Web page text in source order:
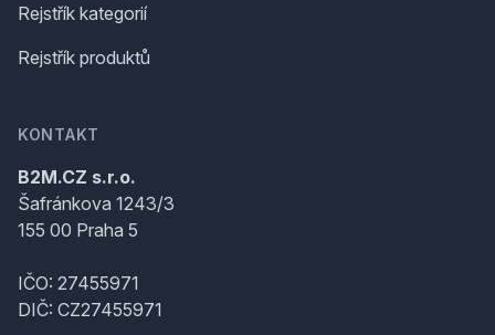
Rejstřík kategorií
Rejstřík produktů
KONTAKT
B2M.CZ s.r.o.
Šafránkova 1243/3
155 00 Praha 5
IČO: 27455971
DIČ: CZ27455971